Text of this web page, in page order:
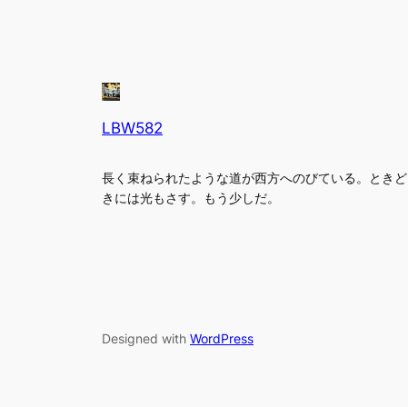
LBW582
長く束ねられたような道が西方へのびている。ときど
きには光もさす。もう少しだ。
Designed with WordPress